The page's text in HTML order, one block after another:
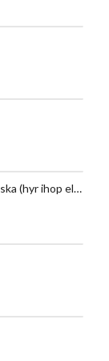
Aeromoov resesäng 2.0 & bugaboo transportväska (hyr ihop eller separat!)